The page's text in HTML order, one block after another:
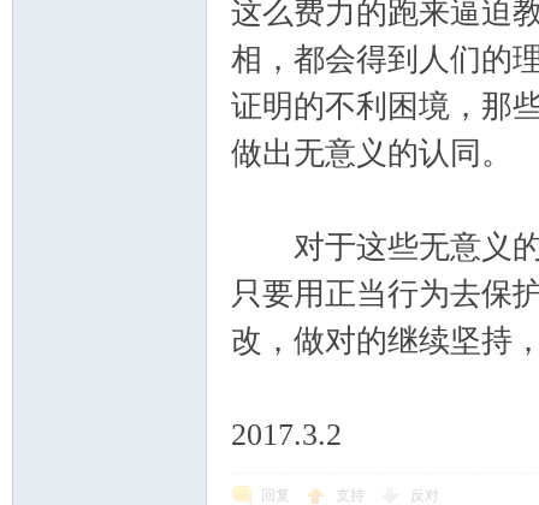
这么费力的跑来逼迫
相，都会得到人们的
证明的不利困境，那
做出无意义的认同。
对于这些无意义的
只要用正当行为去保
改，做对的继续坚持
2017.3.2
回复 支持 反对